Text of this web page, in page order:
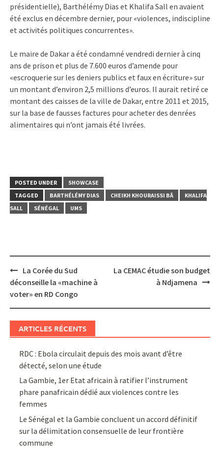
présidentielle), Barthélémy Dias et Khalifa Sall en avaient
été exclus en décembre dernier, pour «violences, indiscipline
et activités politiques concurrentes».
Le maire de Dakar a été condamné vendredi dernier à cinq
ans de prison et plus de 7.600 euros d’amende pour
«escroquerie sur les deniers publics et faux en écriture» sur
un montant d’environ 2,5 millions d’euros. Il aurait retiré ce
montant des caisses de la ville de Dakar, entre 2011 et 2015,
sur la base de fausses factures pour acheter des denrées
alimentaires qui n’ont jamais été livrées.
POSTED UNDER
SHOWCASE
TAGGED
BARTHÉLÉMY DIAS CHEIKH KHOURAISSI BÂ
KHALIFA
SALL
SÉNÉGAL UMS
Post
navigation
La Corée du Sud
déconseille la «machine à
voter» en RD Congo
La CEMAC étudie son budget
à Ndjamena
ARTICLES RÉCENTS
RDC : Ebola circulait depuis des mois avant d’être
détecté, selon une étude
La Gambie, 1er Etat africain à ratifier l’instrument
phare panafricain dédié aux violences contre les
femmes
Le Sénégal et la Gambie concluent un accord définitif
sur la délimitation consensuelle de leur frontière
commune